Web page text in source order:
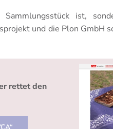
ist,
und die Plon GmbH
rettet den